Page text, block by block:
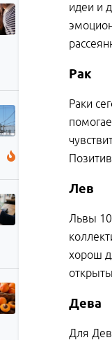
идеи и
Рак
Раки
Лев
Львы 10
хорош
Дева
Для Дев